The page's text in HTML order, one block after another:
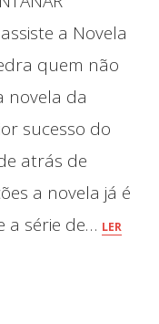
a Novela
quem não
novela da
sucesso do
atrás de
a novela já é
a série de… LER